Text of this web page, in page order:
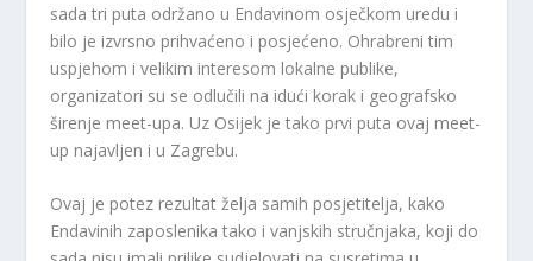
sada tri puta održano u Endavinom osječkom uredu i
bilo je izvrsno prihvaćeno i posjećeno. Ohrabreni tim
uspjehom i velikim interesom lokalne publike,
organizatori su se odlučili na idući korak i geografsko
širenje meet-upa. Uz Osijek je tako prvi puta ovaj meet-
up najavljen i u Zagrebu.
Ovaj je potez rezultat želja samih posjetitelja, kako
Endavinih zaposlenika tako i vanjskih stručnjaka, koji do